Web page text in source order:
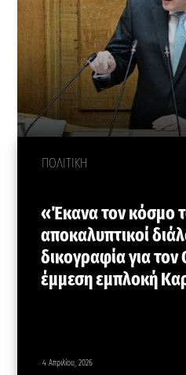
ΠΟΛΙΤΙΚΗ
«Έκανα τον κόσμο
αποκαλυπτικοί
δικογραφία για
έμμεση εμπλοκή
4 Απριλίου, 2026